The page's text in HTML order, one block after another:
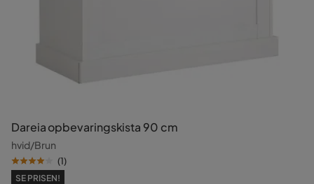
Dareia opbevaringskista 90 cm
hvid/Brun
(1)
SE PRISEN!